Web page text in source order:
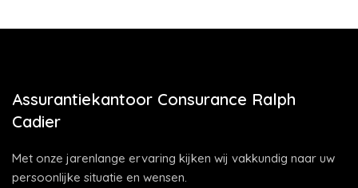
Assurantiekantoor Consurance Ralph
Cadier
Met onze jarenlange ervaring kijken wij vakkundig naar uw
persoonlijke situatie en wensen.